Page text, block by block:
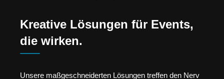
Kreative Lösungen für Events,
die wirken.
Unsere maßgeschneiderten Lösungen treffen den Nerv